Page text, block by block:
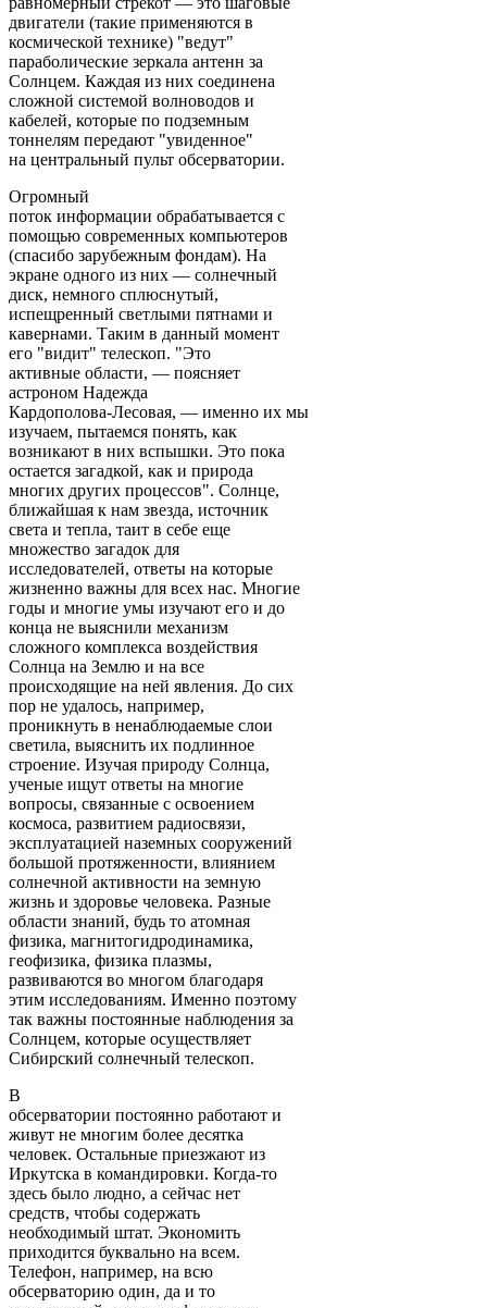
двигатели (такие применяются в
космической технике) "ведут"
параболические зеркала антенн за
Солнцем. Каждая из них соединена
сложной системой волноводов и
кабелей, которые по подземным
тоннелям передают "увиденное"
на центральный пульт обсерватории.
Огромный
поток информации обрабатывается с
помощью современных компьютеров
(спасибо зарубежным фондам). На
экране одного из них — солнечный
диск, немного сплюснутый,
испещренный светлыми пятнами и
кавернами. Таким в данный момент
его "видит" телескоп. "Это
активные области, — поясняет
астроном Надежда
Кардополова-Лесовая, — именно их мы
изучаем, пытаемся понять, как
возникают в них вспышки. Это пока
остается загадкой, как и природа
многих других процессов". Солнце,
ближайшая к нам звезда, источник
света и тепла, таит в себе еще
множество загадок для
исследователей, ответы на которые
жизненно важны для всех нас. Многие
годы и многие умы изучают его и до
конца не выяснили механизм
сложного комплекса воздействия
Солнца на Землю и на все
происходящие на ней явления. До сих
пор не удалось, например,
проникнуть в ненаблюдаемые слои
светила, выяснить их подлинное
строение. Изучая природу Солнца,
ученые ищут ответы на многие
вопросы, связанные с освоением
космоса, развитием радиосвязи,
эксплуатацией наземных сооружений
большой протяженности, влиянием
солнечной активности на земную
жизнь и здоровье человека. Разные
области знаний, будь то атомная
физика, магнитогидродинамика,
геофизика, физика плазмы,
развиваются во многом благодаря
этим исследованиям. Именно поэтому
так важны постоянные наблюдения за
Солнцем, которые осуществляет
Сибирский солнечный телескоп.
В
обсерватории постоянно работают и
живут не многим более десятка
человек. Остальные приезжают из
Иркутска в командировки. Когда-то
здесь было людно, а сейчас нет
средств, чтобы содержать
необходимый штат. Экономить
приходится буквально на всем.
Телефон, например, на всю
обсерваторию один, да и то